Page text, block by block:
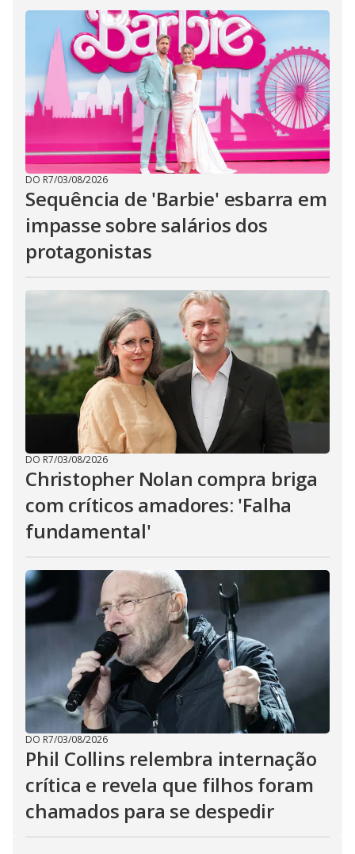
DO R7/03/08/2026
Sequência de 'Barbie' esbarra em
impasse sobre salários dos
protagonistas
DO R7/03/08/2026
Christopher Nolan compra briga
com críticos amadores: 'Falha
fundamental'
DO R7/03/08/2026
Phil Collins relembra internação
crítica e revela que filhos foram
chamados para se despedir